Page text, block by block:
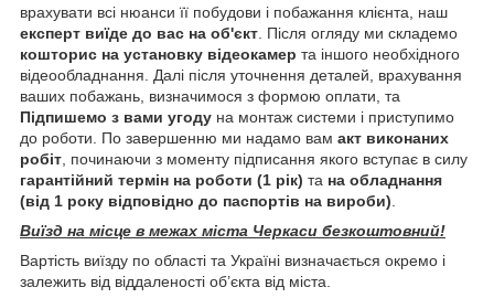
врахувати всі нюанси її побудови і побажання клієнта, наш
експерт виїде до вас на об'єкт. Після огляду ми складемо
кошторис на установку відеокамер та іншого необхідного
відеообладнання. Далі після уточнення деталей, врахування
ваших побажань, визначимося з формою оплати, та
Підпишемо з вами угоду на монтаж системи і приступимо
до роботи. По завершенню ми надамо вам акт виконаних
робіт, починаючи з моменту підписання якого вступає в силу
гарантійний термін на роботи (1 рік) та на обладнання
(від 1 року відповідно до паспортів на вироби).
Виїзд на місце в межах міста Черкаси безкоштовний!
Вартість виїзду по області та Україні визначається окремо і
залежить від віддаленості об’єкта від міста.